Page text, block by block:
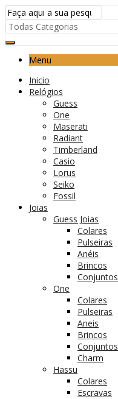
Menu
Inicio
Relógios
Guess
One
Maserati
Radiant
Timberland
Casio
Lorus
Seiko
Fossil
Joias
Guess Joias
Colares
Pulseiras
Anéis
Brincos
Conjuntos
One
Colares
Pulseiras
Aneis
Brincos
Conjuntos
Charm
Hassu
Colares
Escravas